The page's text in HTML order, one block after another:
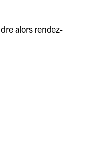
alors rendez-